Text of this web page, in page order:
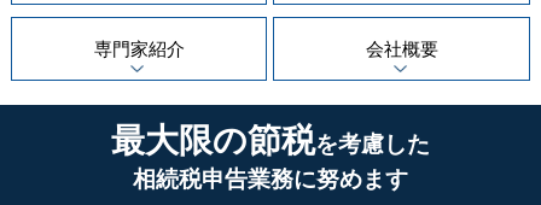
専門家紹介 会社概要
最大限の節税を考慮した
相続税申告業務に努めます